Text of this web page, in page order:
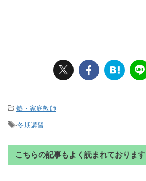
-塾・家庭教師
-冬期講習
こちらの記事もよく読まれております